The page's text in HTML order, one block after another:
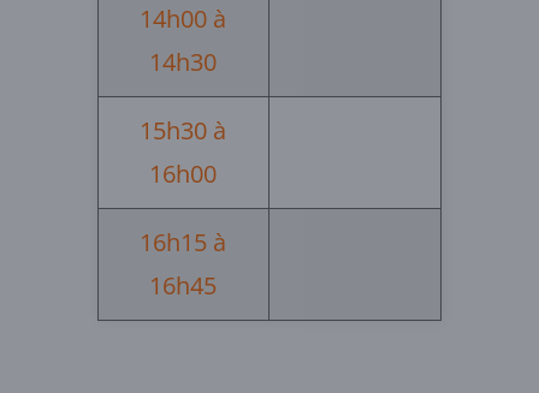
14h00 à
14h30
15h30 à
16h00
16h15 à
16h45